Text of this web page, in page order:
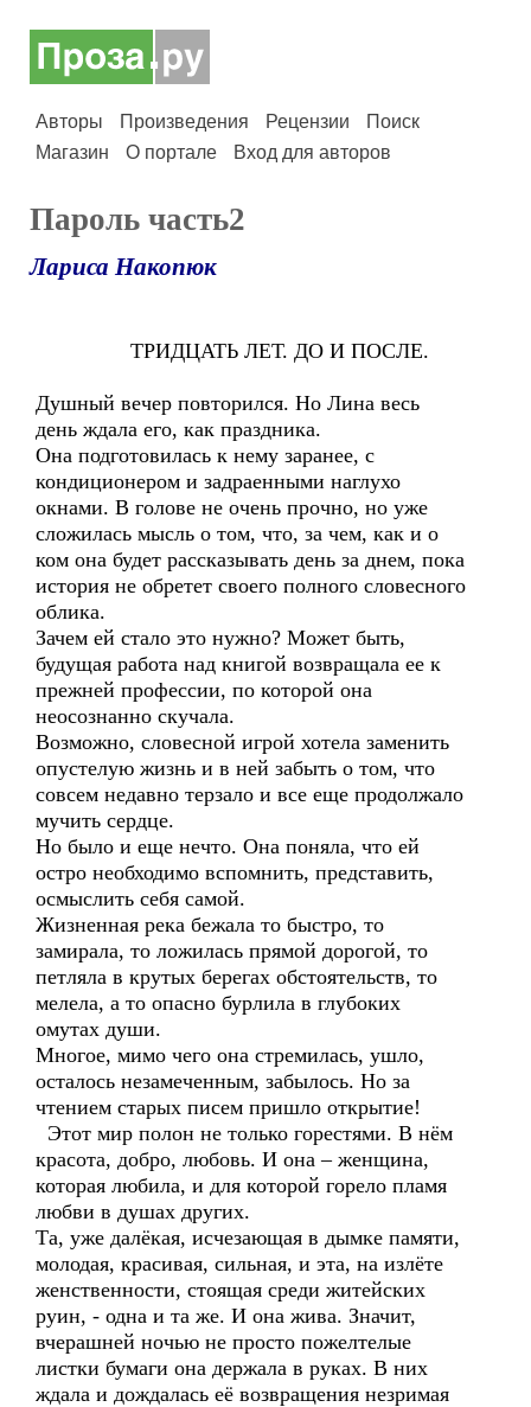
Авторы Произведения Рецензии
Поиск
Магазин
О портале Вход для авторов
Пароль часть2
Лариса Накопюк
ТРИДЦАТЬ ЛЕТ. ДО И ПОСЛЕ.
Душный вечер повторился. Но Лина весь
день ждала его, как праздника.
Она подготовилась к нему заранее, с
кондиционером и задраенными наглухо
окнами. В голове не очень прочно, но уже
сложилась мысль о том, что, за чем, как и о
ком она будет рассказывать день за днем, пока
история не обретет своего полного словесного
облика.
Зачем ей стало это нужно? Может быть,
будущая работа над книгой возвращала ее к
прежней профессии, по которой она
неосознанно скучала.
Возможно, словесной игрой хотела заменить
опустелую жизнь и в ней забыть о том, что
совсем недавно терзало и все еще продолжало
мучить сердце.
Но было и еще нечто. Она поняла, что ей
остро необходимо вспомнить, представить,
осмыслить себя самой.
Жизненная река бежала то быстро, то
замирала, то ложилась прямой дорогой, то
петляла в крутых берегах обстоятельств, то
мелела, а то опасно бурлила в глубоких
омутах души.
Многое, мимо чего она стремилась, ушло,
осталось незамеченным, забылось. Но за
чтением старых писем пришло открытие!
Этот мир полон не только горестями. В нём
красота, добро, любовь. И она – женщина,
которая любила, и для которой горело пламя
любви в душах других.
Та, уже далёкая, исчезающая в дымке памяти,
молодая, красивая, сильная, и эта, на излёте
женственности, стоящая среди житейских
руин, - одна и та же. И она жива. Значит,
вчерашней ночью не просто пожелтелые
листки бумаги она держала в руках. В них
ждала и дождалась её возвращения незримая